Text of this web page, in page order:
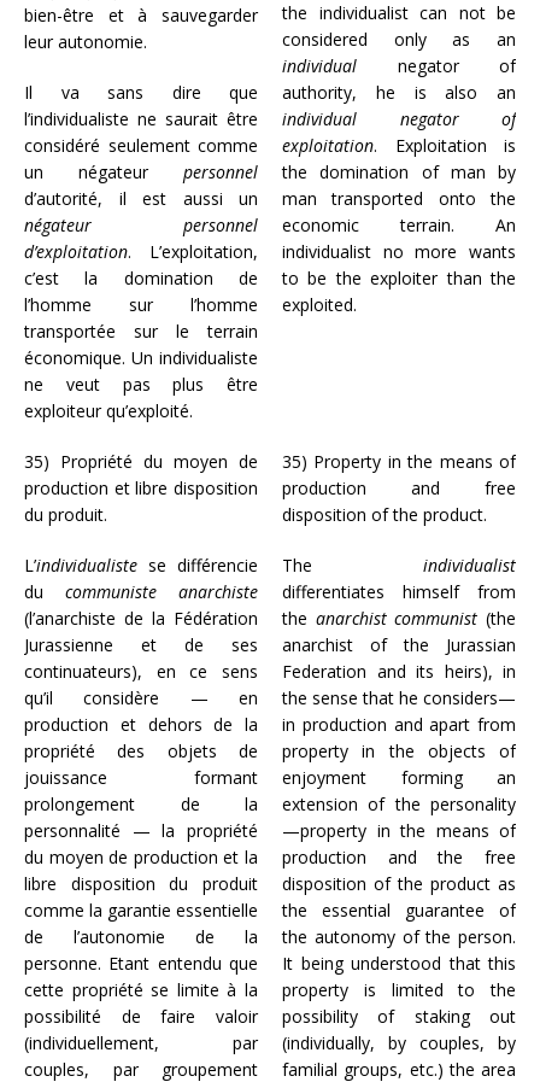
bien-être et à sauvegarder
leur autonomie.
Il va sans dire que
l’individualiste ne saurait être
considéré seulement comme
un négateur personnel
d’autorité, il est aussi un
négateur personnel
d’exploitation. L’exploitation,
c’est la domination de
l’homme sur l’homme
transportée sur le terrain
économique. Un individualiste
ne veut pas plus être
exploiteur qu’exploité.
the individualist can not be
considered only as an
individual negator of
authority, he is also an
individual negator of
exploitation. Exploitation is
the domination of man by
man transported onto the
economic terrain. An
individualist no more wants
to be the exploiter than the
exploited.
35) Propriété du moyen de
production et libre disposition
du produit.
L’individualiste se différencie
du communiste anarchiste
(l’anarchiste de la Fédération
Jurassienne et de ses
continuateurs), en ce sens
qu’il considère — en
production et dehors de la
propriété des objets de
jouissance formant
prolongement de la
personnalité — la propriété
du moyen de production et la
libre disposition du produit
comme la garantie essentielle
de l’autonomie de la
personne. Etant entendu que
cette propriété se limite à la
possibilité de faire valoir
(individuellement, par
couples, par groupement
35) Property in the means of
production and free
disposition of the product.
The individualist
differentiates himself from
the anarchist communist (the
anarchist of the Jurassian
Federation and its heirs), in
the sense that he considers—
in production and apart from
property in the objects of
enjoyment forming an
extension of the personality
—property in the means of
production and the free
disposition of the product as
the essential guarantee of
the autonomy of the person.
It being understood that this
property is limited to the
possibility of staking out
(individually, by couples, by
familial groups, etc.) the area